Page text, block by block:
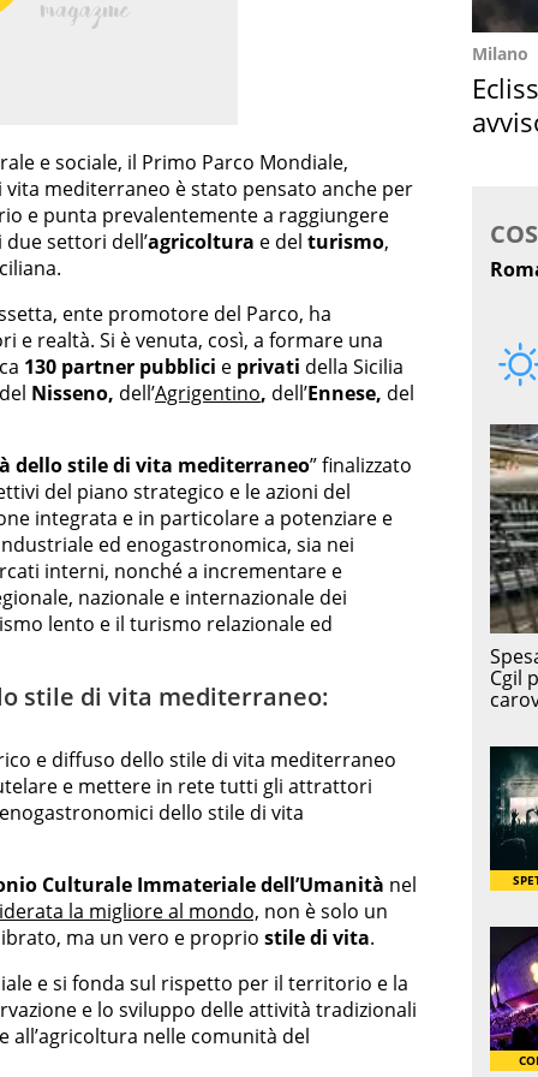
e sociale, il Primo Parco Mondiale,
mediterraneo è stato pensato anche per
e punta prevalentemente a raggiungere
settori dell’agricoltura e del turismo,
ente promotore del Parco, ha
realtà. Si è venuta, così, a formare una
130 partner pubblici e privati della Sicilia
Nisseno, dell’Agrigentino, dell’Ennese, del
dello stile di vita mediterraneo” finalizzato
del piano strategico e le azioni del
integrata e in particolare a potenziare e
ed enogastronomica, sia nei
interni, nonché a incrementare e
nazionale e internazionale dei
lento e il turismo relazionale ed
stile di vita mediterraneo:
e diffuso dello stile di vita mediterraneo
e mettere in rete tutti gli attrattori
dello stile di vita
Culturale Immateriale dell’Umanità nel
la migliore al mondo, non è solo un
ma un vero e proprio stile di vita.
e si fonda sul rispetto per il territorio e la
e lo sviluppo delle attività tradizionali
all’agricoltura nelle comunità del
Milano